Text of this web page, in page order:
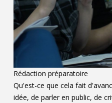
Rédaction préparatoire
Qu'est-ce que cela fait
idée, de parler en public, de